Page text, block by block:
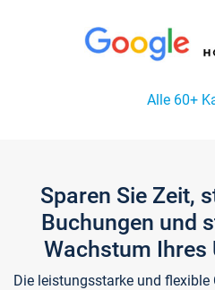
Alle 60+
Sparen Sie Zeit,
Buchungen und
Wachstum Ihres
Die leistungsstarke und